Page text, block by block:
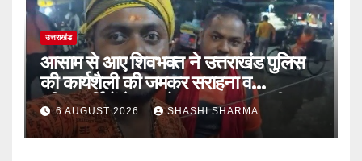
उत्तराखंड
आसाम से आए शिवभक्त ने उत्तराखंड पुलिस
की कार्यशैली की जमकर सराहना व
पुलिसकर्मियों के सहयोगात्मक व्यवहार की
खुलकर प्रशंसा
6 AUGUST 2026 SHASHI SHARMA